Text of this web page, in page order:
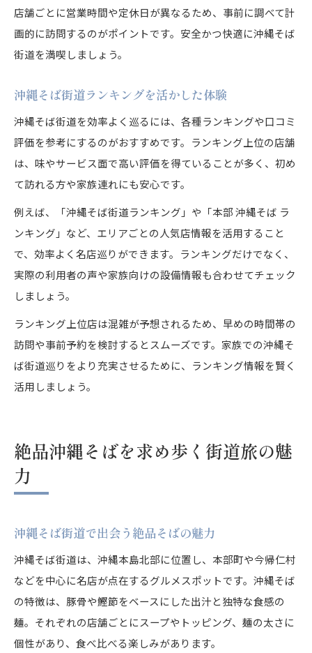
店舗ごとに営業時間や定休日が異なるため、事前に調べて計
画的に訪問するのがポイントです。安全かつ快適に沖縄そば
街道を満喫しましょう。
沖縄そば街道ランキングを活かした体験
沖縄そば街道を効率よく巡るには、各種ランキングや口コミ
評価を参考にするのがおすすめです。ランキング上位の店舗
は、味やサービス面で高い評価を得ていることが多く、初め
て訪れる方や家族連れにも安心です。
例えば、「沖縄そば街道ランキング」や「本部 沖縄そば ラ
ンキング」など、エリアごとの人気店情報を活用すること
で、効率よく名店巡りができます。ランキングだけでなく、
実際の利用者の声や家族向けの設備情報も合わせてチェック
しましょう。
ランキング上位店は混雑が予想されるため、早めの時間帯の
訪問や事前予約を検討するとスムーズです。家族での沖縄そ
ば街道巡りをより充実させるために、ランキング情報を賢く
活用しましょう。
絶品沖縄そばを求め歩く街道旅の魅
力
沖縄そば街道で出会う絶品そばの魅力
沖縄そば街道は、沖縄本島北部に位置し、本部町や今帰仁村
などを中心に名店が点在するグルメスポットです。沖縄そば
の特徴は、豚骨や鰹節をベースにした出汁と独特な食感の
麺。それぞれの店舗ごとにスープやトッピング、麺の太さに
個性があり、食べ比べる楽しみがあります。